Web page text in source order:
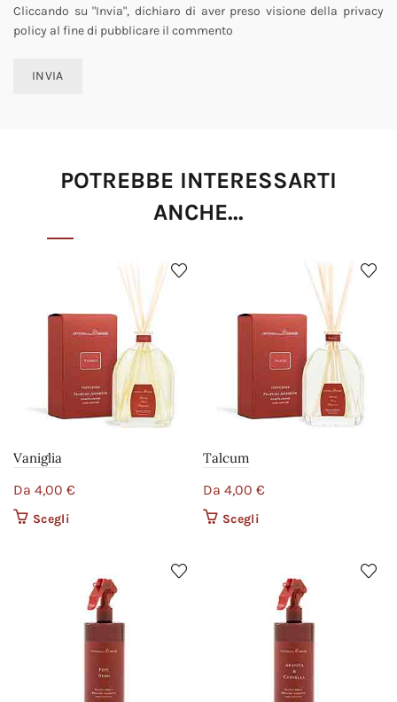
Cliccando su "Invia", dichiaro di aver preso visione della privacy
policy al fine di pubblicare il commento
POTREBBE INTERESSARTI
ANCHE...
Vaniglia
Da 4,00 €
Scegli
nella pagina del
prodotto
Talcum
Da 4,00 €
Scegli
nella pagina del
prodotto